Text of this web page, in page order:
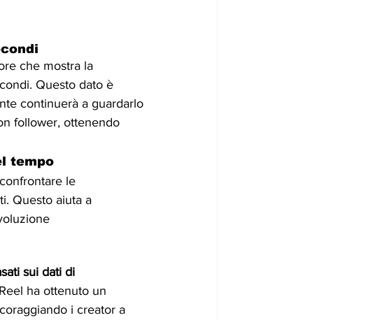
che mostra la
Questo dato è
continuerà a guardarlo
follower, ottenendo
tempo
le
Questo aiuta a
sui dati di
ha ottenuto un
i creator a